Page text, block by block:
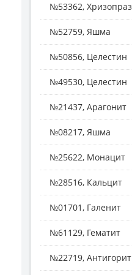
№53362, Хризопраз
№52759, Яшма
№50856, Целестин
№49530, Целестин
№21437, Арагонит
№08217, Яшма
№25622, Монацит
№28516, Кальцит
№01701, Галенит
№61129, Гематит
№22719, Антигорит